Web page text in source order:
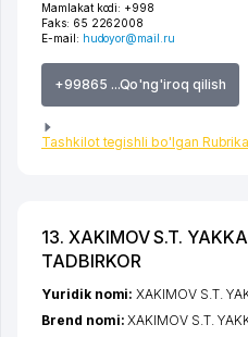
Mamlakat kodi: +998
Faks: 65 2262008
E-mail: hudoyor@mail.ru
+99865 ...Qo'ng'iroq qilish
Tashkilot tegishli bo'lgan
13. XAKIMOV S.T.
TADBIRKOR
Yuridik nomi:XAKIMOV S.T.
Brend nomi:XAKIMOV S.T.